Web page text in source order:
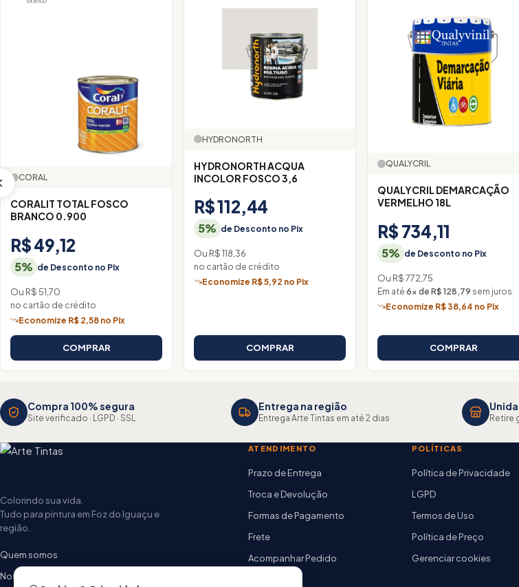
CORAL
CORALIT TOTAL FOSCO
BRANCO 0.900
R$ 49,12
5% de Desconto no Pix
Ou R$ 51,70
no cartão de crédito
Economize R$ 2,58 no Pix
COMPRAR
HYDRONORTH
HYDRONORTH ACQUA
INCOLOR FOSCO 3,6
R$ 112,44
5% de Desconto no Pix
Ou R$ 118,36
no cartão de crédito
Economize R$ 5,92 no Pix
COMPRAR
QUALYCRIL
QUALYCRIL DEMARCAÇÃO
VERMELHO 18L
R$ 734,11
5% de Desconto no Pix
Ou R$ 772,75
Em até6× de R$ 128,79 sem juros
Economize R$ 38,64 no Pix
COMPRAR
Compra 100% segura
Site verificado · LGPD · SSL
Entrega na região
Entrega Arte Tintas em até 2 dias Retire
Colorindo sua vida.
Tudo para pintura em Foz do Iguaçu e
região.
Quem somos
Nossas lojas
ATENDIMENTO
Prazo de Entrega
Troca e Devolução
Formas de Pagamento
Frete
Acompanhar Pedido
POLÍTICAS
Política de Privacidade
LGPD
Termos de Uso
Política de Preço
Gerenciar cookies